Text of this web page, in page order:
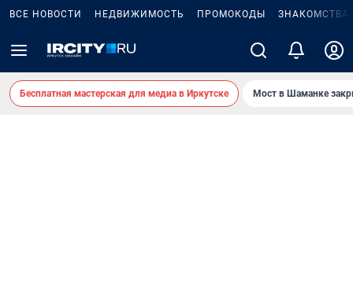
ВСЕ НОВОСТИ НЕДВИЖИМОСТЬ ПРОМОКОДЫ ЗНАКОМСТВА
Бесплатная мастерская для медиа в Иркутске Мост в Шаманке